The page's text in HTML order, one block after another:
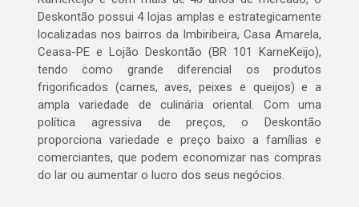
Deskontão possui 4 lojas amplas e estrategicamente
localizadas nos bairros da Imbiribeira, Casa Amarela,
Ceasa-PE e Lojão Deskontão (BR 101 KarneKeijo),
tendo como grande diferencial os produtos
frigorificados (carnes, aves, peixes e queijos) e a
ampla variedade de culinária oriental. Com uma
política agressiva de preços, o Deskontão
proporciona variedade e preço baixo a famílias e
comerciantes, que podem economizar nas compras
do lar ou aumentar o lucro dos seus negócios.